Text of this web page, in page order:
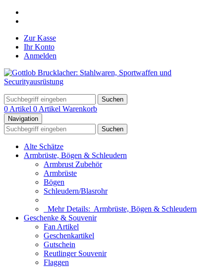
Zur Kasse
Ihr Konto
Anmelden
Suchen
0 Artikel 0 Artikel Warenkorb
Navigation
Suchen
Alte Schätze
Armbrüste, Bögen & Schleudern
Armbrust Zubehör
Armbrüste
Bögen
Schleudern/Blasrohr
Mehr Details: Armbrüste, Bögen & Schleudern
Geschenke & Souvenir
Fan Artikel
Geschenkartikel
Gutschein
Reutlinger Souvenir
Flaggen